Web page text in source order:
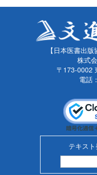
【日本医書出
株式
〒173-0002
電話
テキス